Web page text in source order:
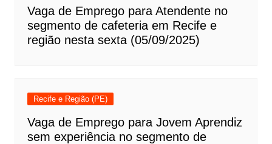
Vaga de Emprego para Atendente no
segmento de cafeteria em Recife e
região nesta sexta (05/09/2025)
Recife e Região (PE)
Vaga de Emprego para Jovem Aprendiz
sem experiência no segmento de